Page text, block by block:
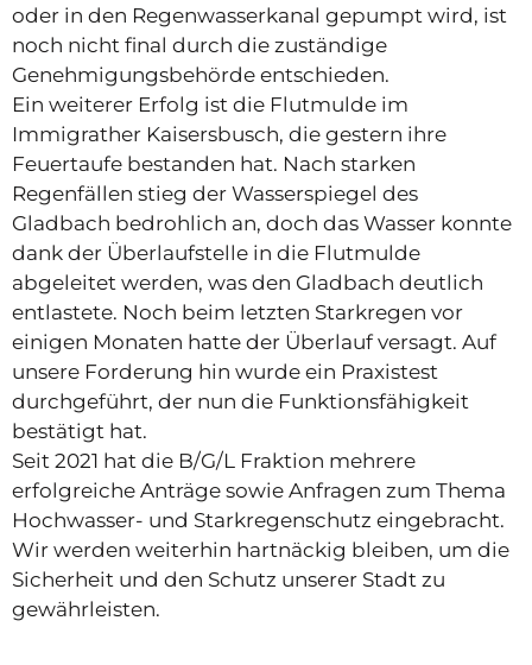
oder in den Regenwasserkanal gepumpt wird, ist
noch nicht final durch die zuständige
Genehmigungsbehörde entschieden.
Ein weiterer Erfolg ist die Flutmulde im
Immigrather Kaisersbusch, die gestern ihre
Feuertaufe bestanden hat. Nach starken
Regenfällen stieg der Wasserspiegel des
Gladbach bedrohlich an, doch das Wasser konnte
dank der Überlaufstelle in die Flutmulde
abgeleitet werden, was den Gladbach deutlich
entlastete. Noch beim letzten Starkregen vor
einigen Monaten hatte der Überlauf versagt. Auf
unsere Forderung hin wurde ein Praxistest
durchgeführt, der nun die Funktionsfähigkeit
bestätigt hat.
Seit 2021 hat die B/G/L Fraktion mehrere
erfolgreiche Anträge sowie Anfragen zum Thema
Hochwasser- und Starkregenschutz eingebracht.
Wir werden weiterhin hartnäckig bleiben, um die
Sicherheit und den Schutz unserer Stadt zu
gewährleisten.